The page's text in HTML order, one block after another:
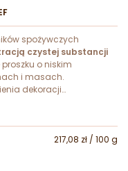
spożywczych
czystej substancji
o niskim
i masach.
dekoracji
217,08 zł / 100 g